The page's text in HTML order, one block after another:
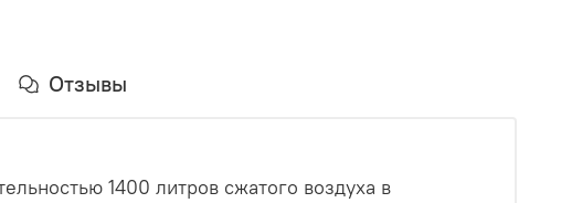
Отзывы
1400 литров сжатого воздуха в